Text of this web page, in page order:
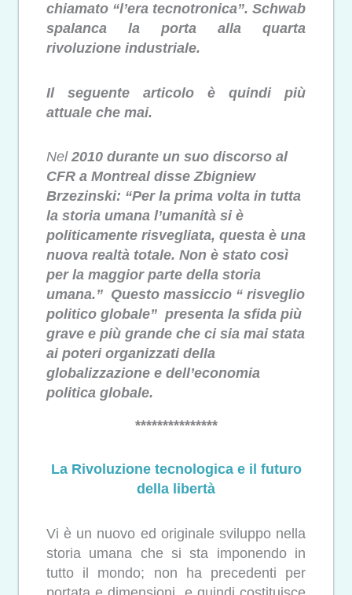
chiamato “l’era tecnotronica”. Schwab
spalanca la porta alla quarta
rivoluzione industriale.
Il seguente articolo è quindi più
attuale che mai.
Nel2010 durante un suo discorso al
CFR a Montreal disse Zbigniew
Brzezinski: “Per la prima volta in tutta
la storia umana l’umanità si è
politicamente risvegliata, questa è una
nuova realtà totale. Non è stato così
per la maggior parte della storia
umana.” Questo massiccio “ risveglio
politico globale” presenta la sfida più
grave e più grande che ci sia mai stata
ai poteri organizzati della
globalizzazione e dell’economia
politica globale.
***************
La Rivoluzione tecnologica e il futuro
della libertà
Vi è un nuovo ed originale sviluppo nella
storia umana che si sta imponendo in
tutto il mondo; non ha precedenti per